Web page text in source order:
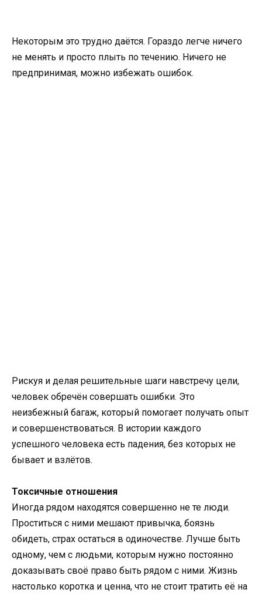
Некоторым это трудно даётся. Гораздо легче ничего
не менять и просто плыть по течению. Ничего не
предпринимая, можно избежать ошибок.
Рискуя и делая решительные шаги навстречу цели,
человек обречён совершать ошибки. Это
неизбежный багаж, который помогает получать опыт
и совершенствоваться. В истории каждого
успешного человека есть падения, без которых не
бывает и взлётов.
Токсичные отношения
Иногда рядом находятся совершенно не те люди.
Проститься с ними мешают привычка, боязнь
обидеть, страх остаться в одиночестве. Лучше быть
одному, чем с людьми, которым нужно постоянно
доказывать своё право быть рядом с ними. Жизнь
настолько коротка и ценна, что не стоит тратить её на